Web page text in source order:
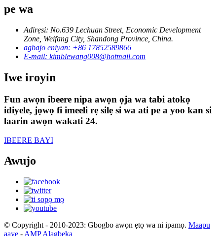
pe wa
Adirẹsi: No.639 Lechuan Street, Economic Development
Zone, Weifang City, Shandong Province, China.
agbajo eniyan: +86 17852589866
E-mail: kimblewang008@hotmail.com
Iwe iroyin
Fun awọn ibeere nipa awọn ọja wa tabi atokọ
idiyele, jọwọ fi imeeli rẹ silẹ si wa ati pe a yoo kan si
laarin awọn wakati 24.
IBEERE BAYI
Awujo
© Copyright - 2010-2023: Gbogbo awọn ẹtọ wa ni ipamọ. Maapu
aaye - AMP Alagbeka